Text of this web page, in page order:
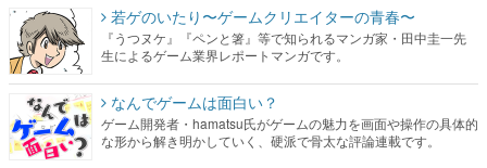
若ゲのいたり〜ゲームクリエイターの青春〜
『うつヌケ』『ペンと箸』等で知られるマンガ家・田中圭一先
生によるゲーム業界レポートマンガです。
なんでゲームは面白い？
ゲーム開発者・hamatsu氏がゲームの魅力を画面や操作の具体的
な形から解き明かしていく、硬派で骨太な評論連載です。